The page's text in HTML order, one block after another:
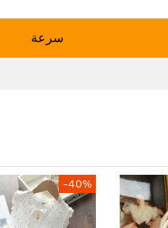
سرعة
-40%